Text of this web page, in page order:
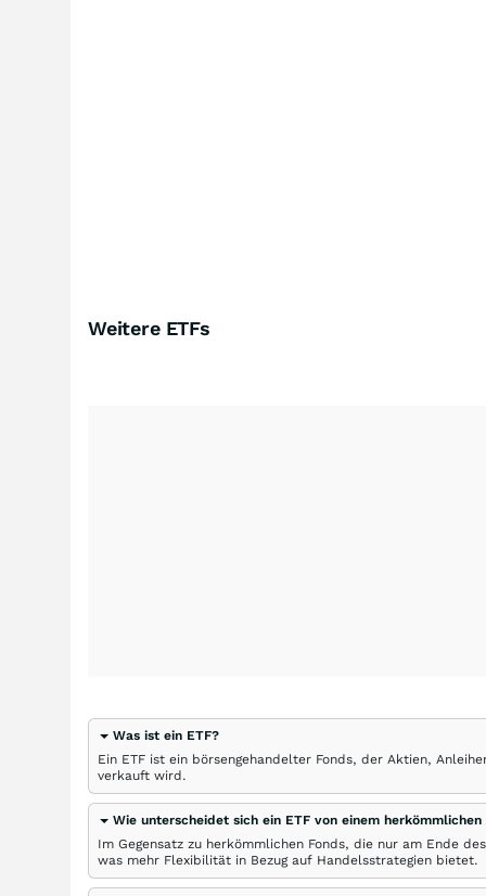
Weitere ETFs
Was ist ein ETF?
Ein ETF ist ein börsengehandelter Fonds, der Aktien,
verkauft wird.
Wie unterscheidet sich ein ETF von einem herkömmlichen
Im Gegensatz zu herkömmlichen Fonds, die nur am Ende
was mehr Flexibilität in Bezug auf Handelsstrategien bietet.